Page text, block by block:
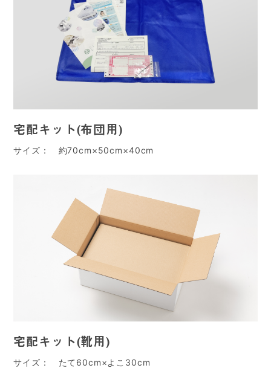
宅配キット(布団用)
サイズ： 約70cm×50cm×40cm
宅配キット(靴用)
サイズ： たて60cm×よこ30cm